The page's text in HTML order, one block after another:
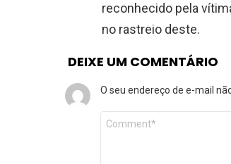
reconhecido pela
no rastreio deste.
DEIXE UM COMENTÁRIO
O seu endereço de e-mail
Comentário